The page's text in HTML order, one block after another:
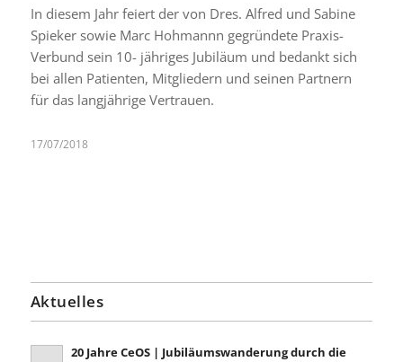
In diesem Jahr feiert der von Dres. Alfred und Sabine
Spieker sowie Marc Hohmannn gegründete Praxis-
Verbund sein 10- jähriges Jubiläum und bedankt sich
bei allen Patienten, Mitgliedern und seinen Partnern
für das langjährige Vertrauen.
17/07/2018
Aktuelles
20 Jahre CeOS | Jubiläumswanderung durch die